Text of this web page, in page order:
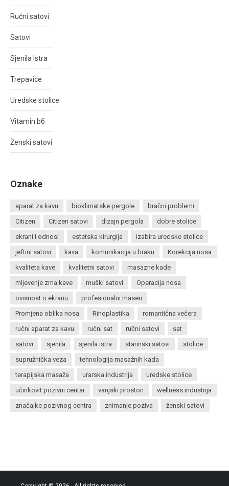
Ručni satovi
Satovi
Sjenila Istra
Trepavice
Uredske stolice
Vitamin b6
Ženski satovi
Oznake
aparat za kavu bioklimatske pergole
bračni problemi
Citizen
Citizen satovi dizajn pergola
dobre stolice
ekrani i odnosi
estetska kirurgija
izabira uredske stolice
jeftini satovi
kava komunikacija u braku
Korekcija nosa
kvaliteta kave
kvalitetni satovi
masazne kade
mljevenje zrna kave
muški satovi
Operacija nosa
ovisnost o ekranu
profesionalni maseri
Promjena oblika nosa
Rinoplastika
romantična večera
ručni aparat za kavu
ručni sat ručni satovi
sat
satovi
sjenila sjenila istra starinski satovi
stolice
supružnička veza
tehnologija masažnih kada
terapijska masaža
urarska industrija
uredske stolice
učinkovit pozivni centar
vanjski prostori
wellness industrija
značajke pozivnog centra
znimanje poziva ženski satovi